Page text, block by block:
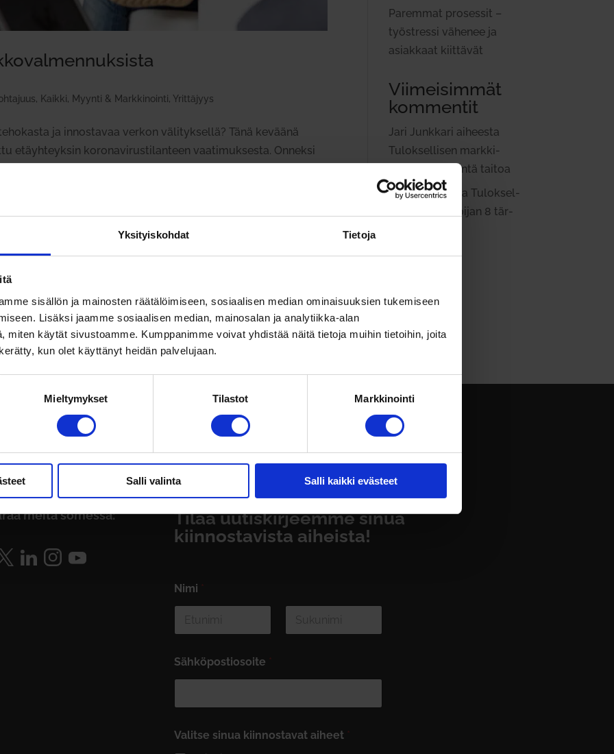
Yksityiskohdat Tietoja
sisällön ja mainosten räätälöimiseen, sosiaalisen median ominaisuuksien tukemiseen
Lisäksi jaamme sosiaalisen median, mainosalan ja analytiikka-alan
miten käytät sivustoamme. Kumppanimme voivat yhdistää näitä tietoja muihin tietoihin, joita
kun olet käyttänyt heidän palvelujaan.
Mieltymykset Tilastot Markkinointi
Salli valinta Salli kaikki evästeet
, Kaikki, Myynti & Markkinointi, Yrittäjyys
ja innostavaa verkon välityksellä? Tänä keväänä
etäyhteyksin koronavirustilanteen vaatimuksesta. Onneksi
vuoden ajalta, joten...
ja kou­lu­tuk­sista – Joh­ta­
Into­talon val­men­nuk­sista vuonna 2016.
Paremmat pro­sessit –
työ­stressi vähenee ja
asiakkaat kiit­tävät
Viimeisimmät
kommentit
Jari Junkkari aiheesta
Tulok­sel­lisen mark­ki­
noijan 8 tär­keintä taitoa
JamesaiheestaTulok­sel­
lisen mark­ki­noijan 8 tär­
meitä somessa:
Tilaa uutiskirjeemme sinua
kiinnostavista aiheista!
Nimi *
Sähköpostiosoite *
Valitse sinua kiinnostavat aiheet *